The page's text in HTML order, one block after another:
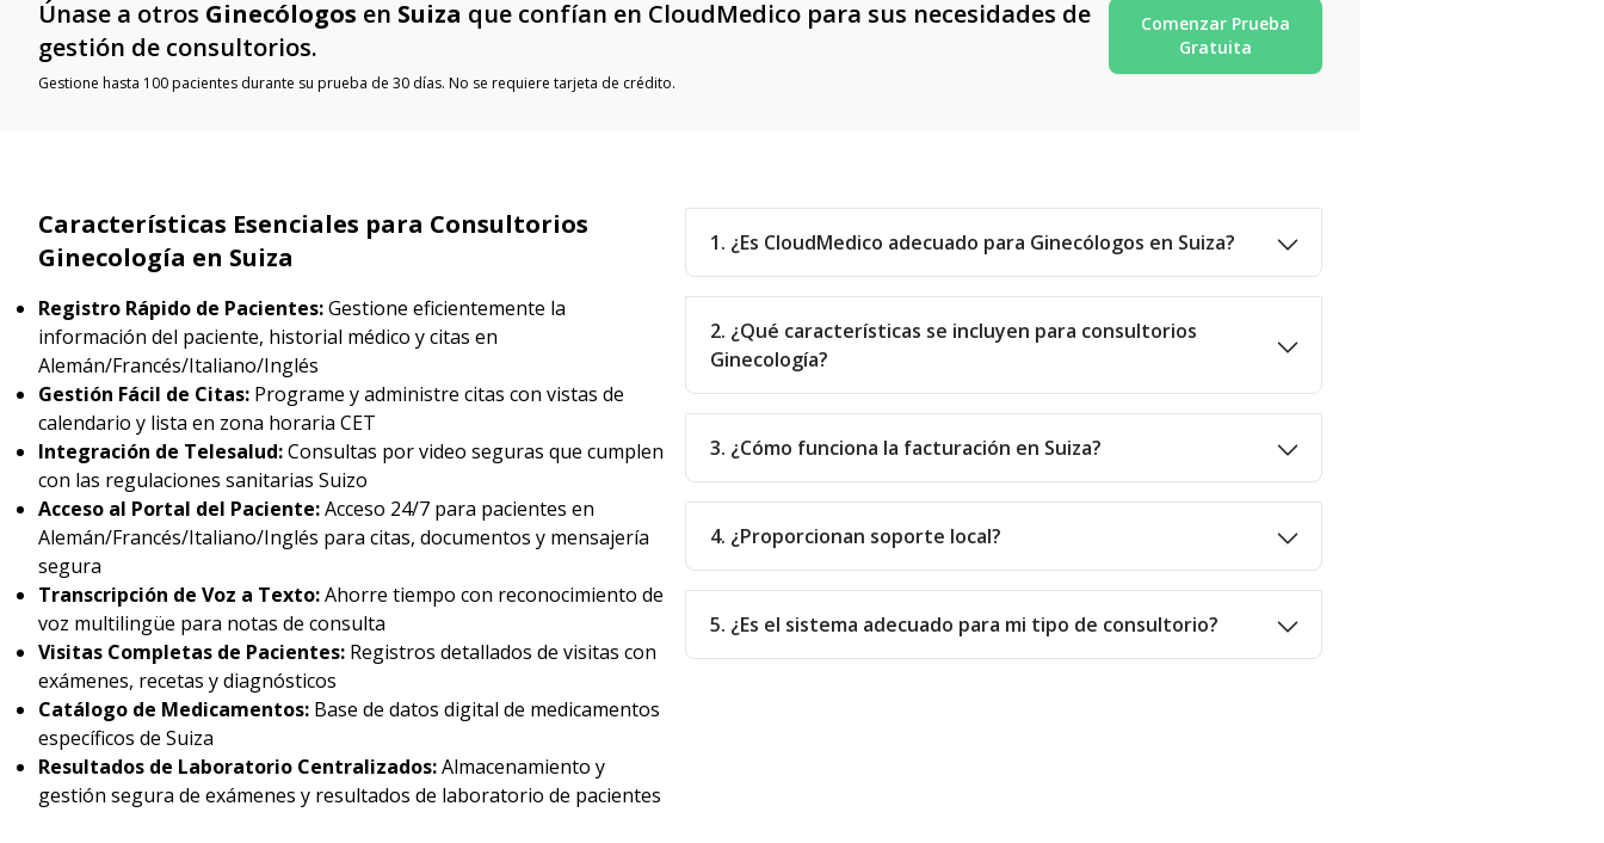
Únase a otros Ginecólogos en Suiza que confían en CloudMedico para sus necesidades de
gestión de consultorios.
Gestione hasta 100 pacientes durante su prueba de 30 días. No se requiere tarjeta de crédito.
Comenzar Prueba
Gratuita
Características Esenciales para Consultorios
Ginecología en Suiza
Registro Rápido de Pacientes:Gestione eficientemente la
información del paciente, historial médico y citas en
Alemán/Francés/Italiano/Inglés
Gestión Fácil de Citas: Programe y administre citas con vistas de
calendario y lista en zona horaria CET
Integración de Telesalud:Consultas por video seguras que cumplen
con las regulaciones sanitarias Suizo
Acceso al Portal del Paciente:Acceso 24/7 para pacientes en
Alemán/Francés/Italiano/Inglés para citas, documentos y mensajería
segura
Transcripción de Voz a Texto:Ahorre tiempo con reconocimiento de
voz multilingüe para notas de consulta
Visitas Completas de Pacientes: Registros detallados de visitas con
exámenes, recetas y diagnósticos
Catálogo de Medicamentos: Base de datos digital de medicamentos
específicos de Suiza
Resultados de Laboratorio Centralizados:Almacenamiento y
gestión segura de exámenes y resultados de laboratorio de pacientes
1. ¿Es CloudMedico adecuado para Ginecólogos en Suiza?
2. ¿Qué características se incluyen para consultorios
Ginecología?
3. ¿Cómo funciona la facturación en Suiza?
4. ¿Proporcionan soporte local?
5. ¿Es el sistema adecuado para mi tipo de consultorio?